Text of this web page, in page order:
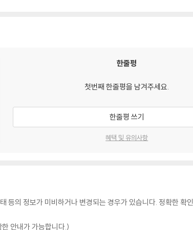
한줄평
첫번째 한줄평을 남겨주세요.
한줄평 쓰기
혜택 및 유의사항
의 정보가 미비하거나 변경되는 경우가 있습니다. 정확한 확
안내가 가능합니다.)